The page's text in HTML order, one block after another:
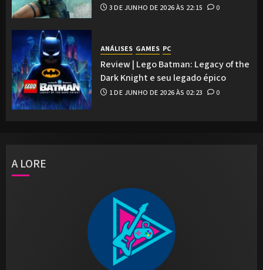
3 DE JUNHO DE 2026 ÀS 22:15 0
ANÁLISES GAMES PC
Review | Lego Batman: Legacy of the
Dark Knight e seu legado épico
1 DE JUNHO DE 2026 ÀS 02:23 0
A LORE